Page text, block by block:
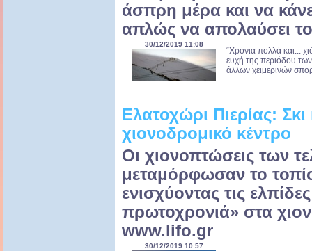
άσπρη μέρα και να
απλώς να απολαύσει το
30/12/2019 11:08
“Χρόνια πολλά και...
ευχή της περιόδου των
άλλων χειμερινών
Ελατοχώρι Πιερίας:
χιονοδρομικό κέντρο
Οι χιονοπτώσεις των
μεταμόρφωσαν το
ενισχύοντας τις
πρωτοχρονιά» στα
www.lifo.gr
30/12/2019 10:57